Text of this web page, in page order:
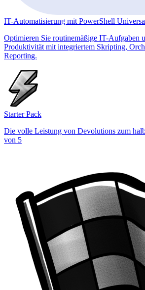
IT-Automatisierung mit PowerShell
Optimieren Sie routinemäßige IT-Aufgaben
Produktivität mit integriertem Skripting,
Reporting.
Starter Pack
Die volle Leistung von Devolutions zum
von 5